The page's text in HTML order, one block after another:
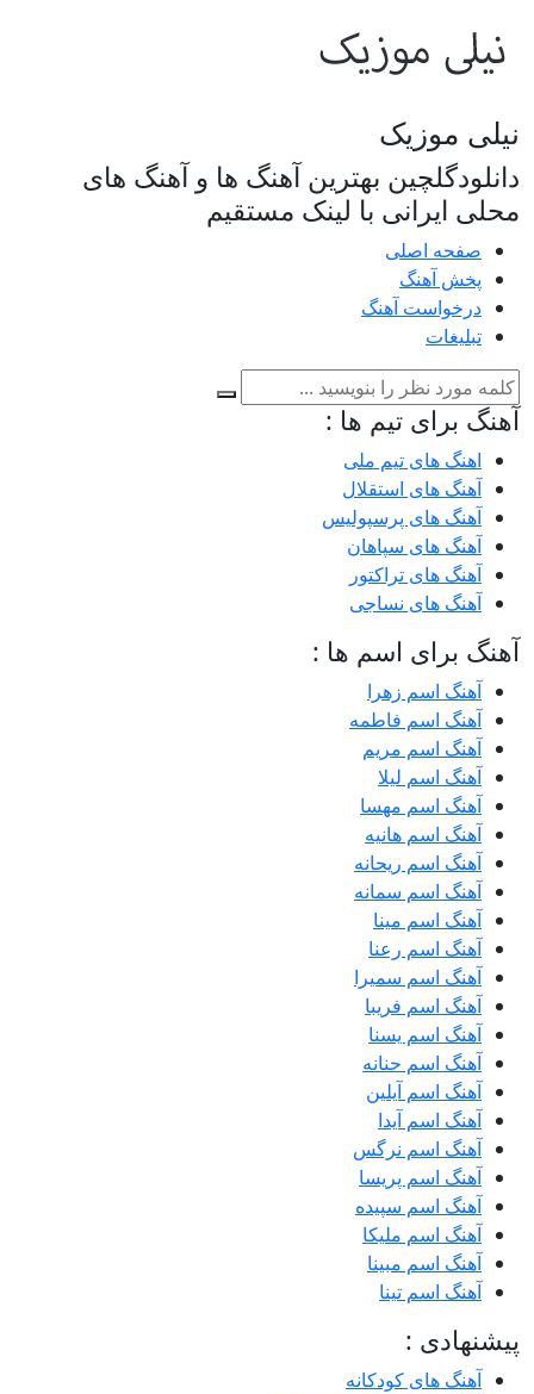
نیلی موزیک
دانلودگلچین بهترین آهنگ ها و آهنگ های
محلی ایرانی با لینک مستقیم
صفحه اصلی
پخش آهنگ
درخواست آهنگ
تبلیغات
آهنگ برای تیم ها :
اهنگ های تیم ملی
آهنگ های استقلال
آهنگ های پرسپولیس
آهنگ های سپاهان
آهنگ های تراکتور
آهنگ های نساجی
آهنگ برای اسم ها :
آهنگ اسم زهرا
آهنگ اسم فاطمه
آهنگ اسم مریم
آهنگ اسم لیلا
آهنگ اسم مهسا
آهنگ اسم هانیه
آهنگ اسم ریحانه
آهنگ اسم سمانه
آهنگ اسم مینا
آهنگ اسم رعنا
آهنگ اسم سمیرا
آهنگ اسم فریبا
آهنگ اسم یسنا
آهنگ اسم حنانه
آهنگ اسم آیلین
آهنگ اسم آیدا
آهنگ اسم نرگس
آهنگ اسم پریسا
آهنگ اسم سپیده
آهنگ اسم ملیکا
آهنگ اسم مبینا
آهنگ اسم تینا
پیشنهادی :
آهنگ های کودکانه